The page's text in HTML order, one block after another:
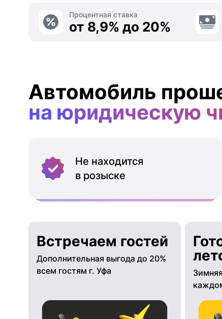
Процентная ставка
от 8,9% до 20%
Автомобиль
на юридическую
Не находится
в розыске
Встречаем гостей
Дополнительная выгода до 20%
всем гостям г. Уфа